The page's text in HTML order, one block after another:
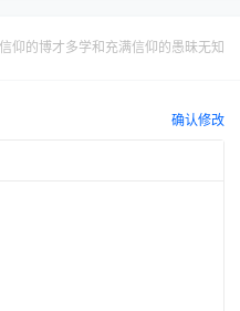
仰的博才多学和充满信仰的愚昧无知
确认修改